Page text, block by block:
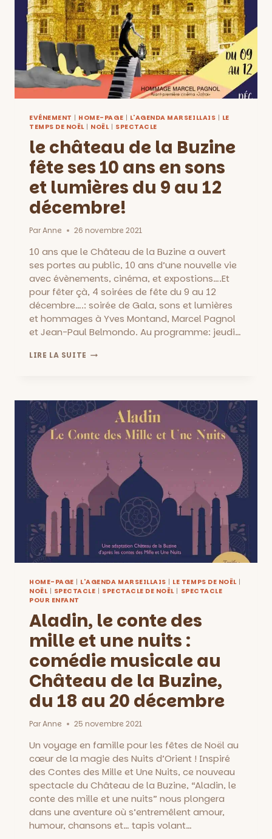
EVÉNEMENT | HOME-PAGE | L'AGENDA MARSEILLAIS | LE
TEMPS DE NOËL| NOËL| SPECTACLE
le château de la Buzine
fête ses 10 ans en sons
et lumières du 9 au 12
décembre!
ParAnne 26 novembre 2021
10 ans que le Château de la Buzine a ouvert
ses portes au public, 10 ans d’une nouvelle vie
avec évènements, cinéma, et expostions….Et
pour fêter çà, 4 soirées de fête du 9 au 12
décembre….: soirée de Gala, sons et lumières
et hommages à Yves Montand, Marcel Pagnol
et Jean-Paul Belmondo. Au programme: jeudi…
LIRE LA SUITE LE
FÊTE
ANS
EN
SONS
ET
LUMIÈRES
DU
9
AU
DÉCEMBRE!
HOME-PAGE | L'AGENDA MARSEILLAIS | LE TEMPS DE NOËL|
NOËL| SPECTACLE | SPECTACLE DE NOËL| SPECTACLE
POUR ENFANT
Aladin, le conte des
mille et une nuits :
comédie musicale au
Château de la Buzine,
du 18 au 20 décembre
ParAnne 25 novembre 2021
Un voyage en famille pour les fêtes de Noël au
cœur de la magie des Nuits d’Orient ! Inspiré
des Contes des Mille et Une Nuits, ce nouveau
spectacle du Château de la Buzine, “Aladin, le
conte des mille et une nuits” nous plongera
dans une aventure où s’entremêlent amour,
humour, chansons et… tapis volant…